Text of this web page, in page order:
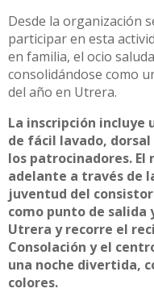
Desde la organización
participar en esta
en familia, el ocio
consolidándose como
del año en Utrera.
La inscripción incluye
de fácil lavado,
los patrocinadores. El
adelante a través de
juventud del
como punto de salida
Utrera y recorre el
Consolación y el
una noche divertida,
colores.